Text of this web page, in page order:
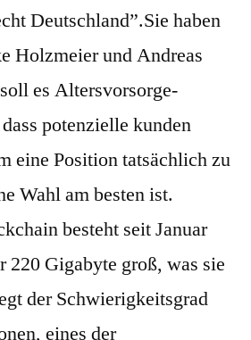
Deutschland”.Sie haben
Holzmeier und Andreas
es Altersvorsorge-
potenzielle kunden
eine Position tatsächlich zu
Wahl am besten ist.
besteht seit Januar
220 Gigabyte groß, was sie
der Schwierigkeitsgrad
eines der